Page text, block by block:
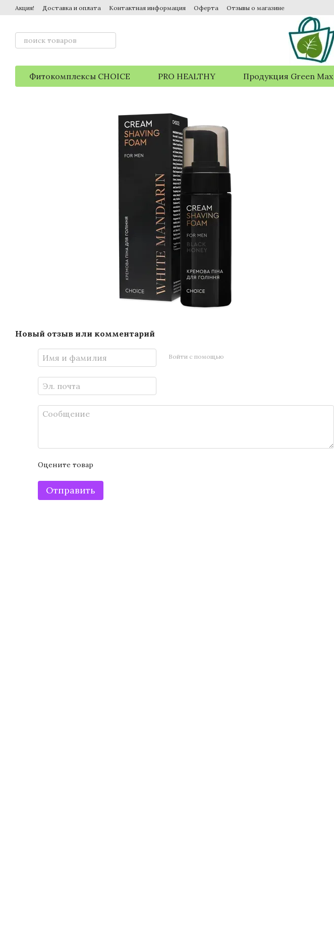
Перейти к основному контенту
Акция! Доставка и оплата Контактная информация Оферта Отзывы о магазине
Фитокомплексы CHOICE PRO HEALTHY Продукция Green Max
Новый отзыв или комментарий
Войти с помощью
Оцените товар
Отправить